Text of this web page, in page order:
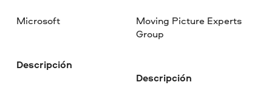
Microsoft
Descripción
Moving Picture Experts
Group
Descripción